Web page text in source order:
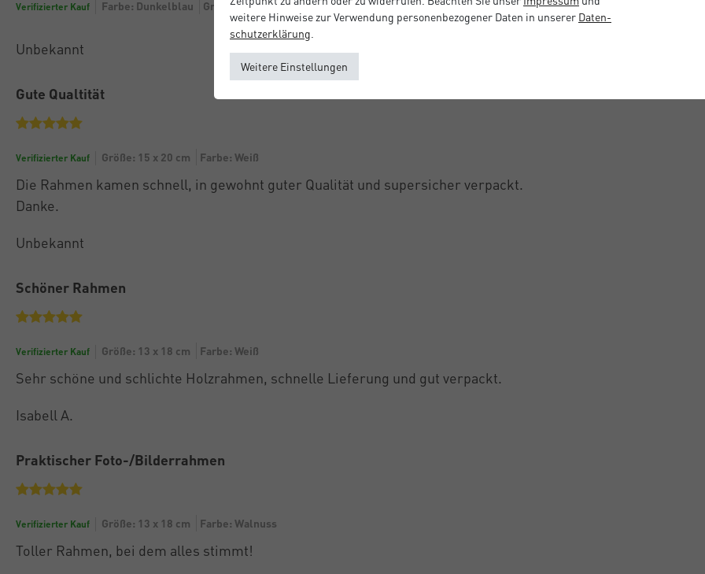
Verifizierter Kauf Farbe: Dunkelblau Größe: 30 x 30 cm
Unbekannt
Gute Qualtität
Verifizierter Kauf Größe: 15 x 20 cm Farbe: Weiß
Die Rahmen kamen schnell, in gewohnt guter Qualität und supersicher verpackt.
Danke.
Unbekannt
Schöner Rahmen
Verifizierter Kauf Größe: 13 x 18 cm Farbe: Weiß
Sehr schöne und schlichte Holzrahmen, schnelle Lieferung und gut verpackt.
Isabell A.
Praktischer Foto-/Bilderrahmen
Verifizierter Kauf Größe: 13 x 18 cm Farbe: Walnuss
Toller Rahmen, bei dem alles stimmt!
weitere Hinweise zur Verwendung personenbezogener Daten in unserer Daten­
schutz­erklärung
Weitere Einstellungen